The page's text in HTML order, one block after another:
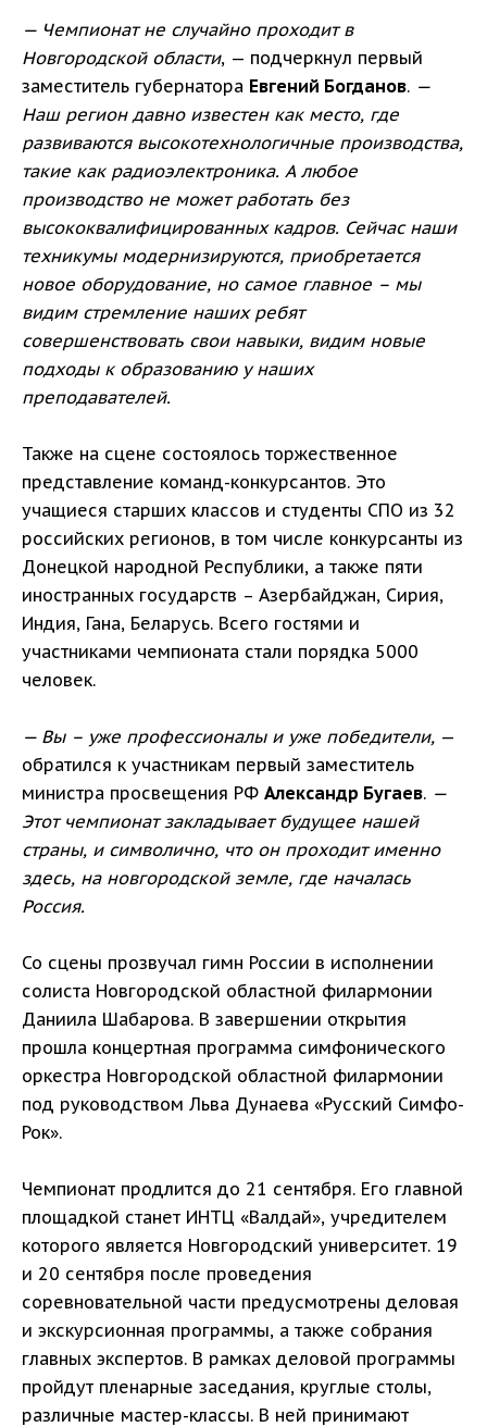
— Чемпионат не случайно проходит в
Новгородской области, — подчеркнул первый
заместитель губернатора Евгений Богданов. —
Наш регион давно известен как место, где
развиваются высокотехнологичные производства,
такие как радиоэлектроника. А любое
производство не может работать без
высококвалифицированных кадров. Сейчас наши
техникумы модернизируются, приобретается
новое оборудование, но самое главное – мы
видим стремление наших ребят
совершенствовать свои навыки, видим новые
подходы к образованию у наших
преподавателей.
Также на сцене состоялось торжественное
представление команд-конкурсантов. Это
учащиеся старших классов и студенты СПО из 32
российских регионов, в том числе конкурсанты из
Донецкой народной Республики, а также пяти
иностранных государств – Азербайджан, Сирия,
Индия, Гана, Беларусь. Всего гостями и
участниками чемпионата стали порядка 5000
человек.
— Вы – уже профессионалы и уже победители, —
обратился к участникам первый заместитель
министра просвещения РФ Александр Бугаев. —
Этот чемпионат закладывает будущее нашей
страны, и символично, что он проходит именно
здесь, на новгородской земле, где началась
Россия.
Со сцены прозвучал гимн России в исполнении
солиста Новгородской областной филармонии
Даниила Шабарова. В завершении открытия
прошла концертная программа симфонического
оркестра Новгородской областной филармонии
под руководством Льва Дунаева «Русский Симфо-
Рок».
Чемпионат продлится до 21 сентября. Его главной
площадкой станет ИНТЦ «Валдай», учредителем
которого является Новгородский университет. 19
и 20 сентября после проведения
соревновательной части предусмотрены деловая
и экскурсионная программы, а также собрания
главных экспертов. В рамках деловой программы
пройдут пленарные заседания, круглые столы,
различные мастер-классы. В ней принимают